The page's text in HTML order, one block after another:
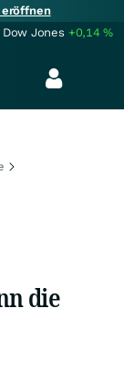
Dow Jones +0,14%
die